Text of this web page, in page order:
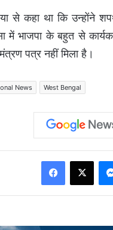
से कहा था कि उन्होंने
में भाजपा के बहुत से
पत्र नहीं मिला है।
News West Bengal